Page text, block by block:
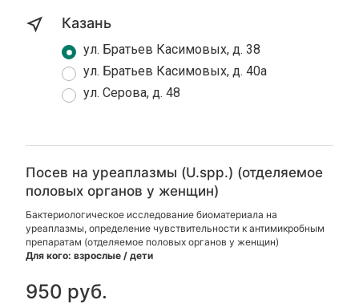
Казань
ул. Братьев Касимовых, д. 38
ул. Братьев Касимовых, д. 40а
ул. Серова, д. 48
Посев на уреаплазмы (U.spp.) (отделяемое
половых органов у женщин)
Бактериологическое исследование биоматериала на
уреаплазмы, определение чувствительности к антимикробным
препаратам (отделяемое половых органов у женщин)
Для кого: взрослые / дети
950 руб.